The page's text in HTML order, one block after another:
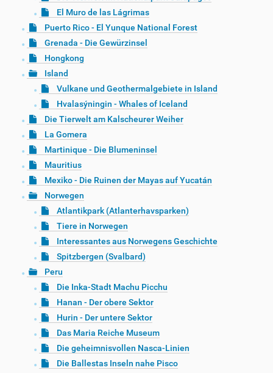
El Muro de las Lágrimas
Puerto Rico - El Yunque National Forest
Grenada - Die Gewürzinsel
Hongkong
Island
Vulkane und Geothermalgebiete in Island
Hvalasýningin - Whales of Iceland
Die Tierwelt am Kalscheurer Weiher
La Gomera
Martinique - Die Blumeninsel
Mauritius
Mexiko - Die Ruinen der Mayas auf Yucatán
Norwegen
Atlantikpark (Atlanterhavsparken)
Tiere in Norwegen
Interessantes aus Norwegens Geschichte
Spitzbergen (Svalbard)
Peru
Die Inka-Stadt Machu Picchu
Hanan - Der obere Sektor
Hurin - Der untere Sektor
Das Maria Reiche Museum
Die geheimnisvollen Nasca-Linien
Die Ballestas Inseln nahe Pisco